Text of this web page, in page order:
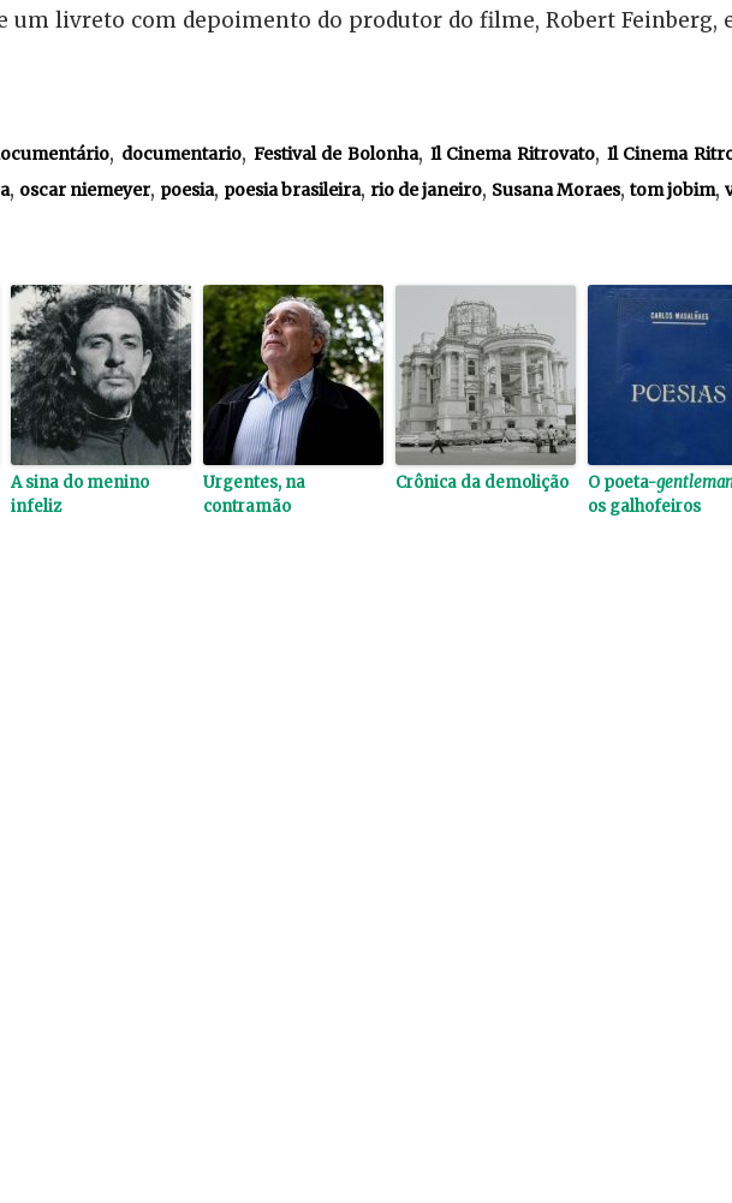
um livreto com depoimento do produtor do filme, Robert Feinberg,
, documentario, Festival de Bolonha, Il Cinema Ritrovato, Il Cinema
, oscar niemeyer, poesia, poesia brasileira, rio de janeiro, Susana Moraes, tom jobim,
A sina do menino
infeliz
Urgentes, na
contramão
Crônica da demolição O poeta-
os galhofeiros